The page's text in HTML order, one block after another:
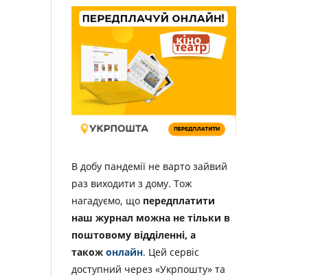
В добу пандемії не варто зайвий
раз виходити з дому. Тож
нагадуємо, що передплатити
наш журнал можна не тільки в
поштовому відділенні, а
також онлайн. Цей сервіс
доступний через «Укрпошту» та